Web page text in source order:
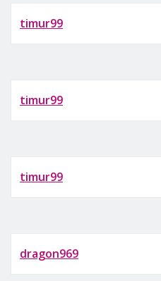
timur99
timur99
timur99
dragon969